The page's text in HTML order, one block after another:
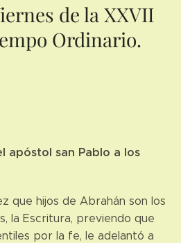
de la XXVII
Ordinario.
apóstol san Pablo a los
que hijos de Abrahán son los
la Escritura, previendo que
por la fe, le adelantó a